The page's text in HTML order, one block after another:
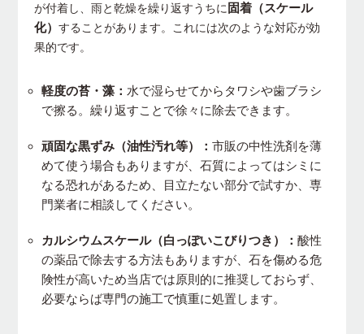
が付着し、雨と乾燥を繰り返すうちに固着（スケール
化）することがあります。これには次のような対応が効
果的です。
軽度の苔・藻： 水で湿らせてからタワシや歯ブラシ
で擦る。繰り返すことで徐々に除去できます。
頑固な黒ずみ（油性汚れ等）：市販の中性洗剤を薄
めて使う場合もありますが、石質によってはシミに
なる恐れがあるため、目立たない部分で試すか、専
門業者に相談してください。
カルシウムスケール（白っぽいこびりつき）：酸性
の薬品で除去する方法もありますが、石を傷める危
険性が高いため当店では原則的に推奨しておらず、
必要ならば専門の施工で慎重に処置します。